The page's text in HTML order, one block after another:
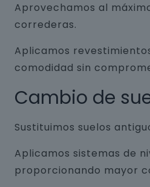
Aprovechamos al
correderas.
Aplicamos
comodidad sin
Cambio de
Sustituimos suelos
Aplicamos sistemas de
proporcionando mayor